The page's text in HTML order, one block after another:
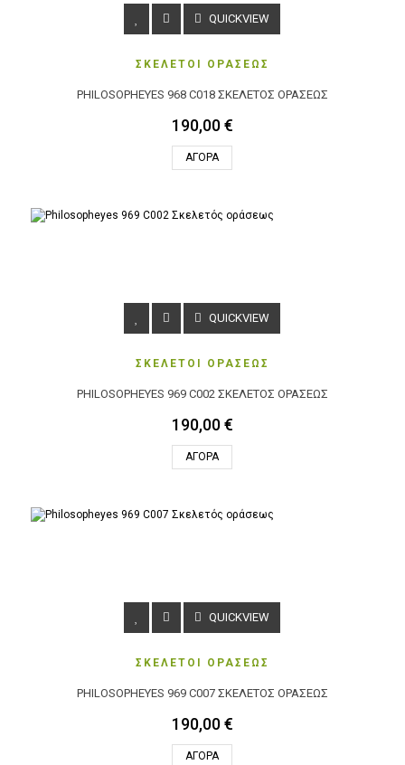
QUICKVIEW
ΣΚΕΛΕΤΟΙ ΟΡΑΣΕΩΣ
PHILOSOPHEYES 968 C018 ΣΚΕΛΕΤΌΣ ΟΡΆΣΕΩΣ
190,00 €
ΑΓΟΡΆ
QUICKVIEW
ΣΚΕΛΕΤΟΙ ΟΡΑΣΕΩΣ
PHILOSOPHEYES 969 C002 ΣΚΕΛΕΤΌΣ ΟΡΆΣΕΩΣ
190,00 €
ΑΓΟΡΆ
QUICKVIEW
ΣΚΕΛΕΤΟΙ ΟΡΑΣΕΩΣ
PHILOSOPHEYES 969 C007 ΣΚΕΛΕΤΌΣ ΟΡΆΣΕΩΣ
190,00 €
ΑΓΟΡΆ